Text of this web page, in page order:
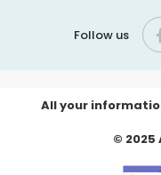
Follow us
All your
© 2025